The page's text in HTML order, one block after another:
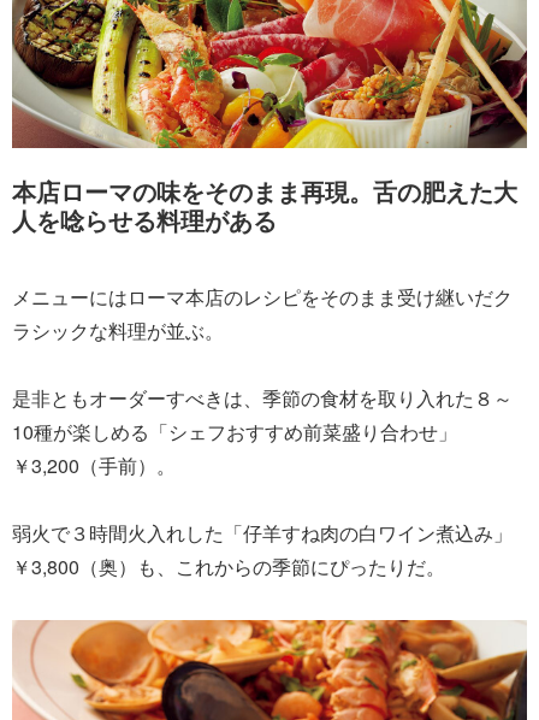
本店ローマの味をそのまま再現。舌の肥えた大
人を唸らせる料理がある
メニューにはローマ本店のレシピをそのまま受け継いだク
ラシックな料理が並ぶ。
是非ともオーダーすべきは、季節の食材を取り入れた８～
10種が楽しめる「シェフおすすめ前菜盛り合わせ」
￥3,200（手前）。
弱火で３時間火入れした「仔羊すね肉の白ワイン煮込み」
￥3,800（奥）も、これからの季節にぴったりだ。